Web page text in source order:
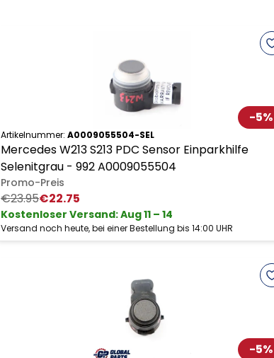
-5%
Artikelnummer: A0009055504-SEL
Mercedes W213 S213 PDC Sensor Einparkhilfe
Selenitgrau - 992 A0009055504
Promo-Preis
€23.95€22.75
Kostenloser Versand:Aug 11 – 14
Versand noch heute, bei einer Bestellung bis 14:00 UHR
-5%